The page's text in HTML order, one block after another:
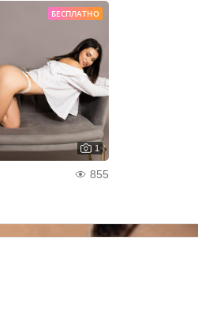
БЕСПЛАТНО
1
855